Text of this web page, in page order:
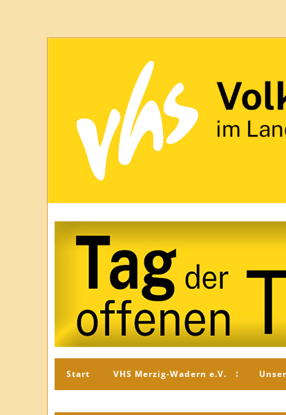
Start VHS Merzig-Wadern e.V.